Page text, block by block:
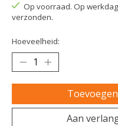
Op voorraad. Op
verzonden.
Hoeveelheid:
Aan